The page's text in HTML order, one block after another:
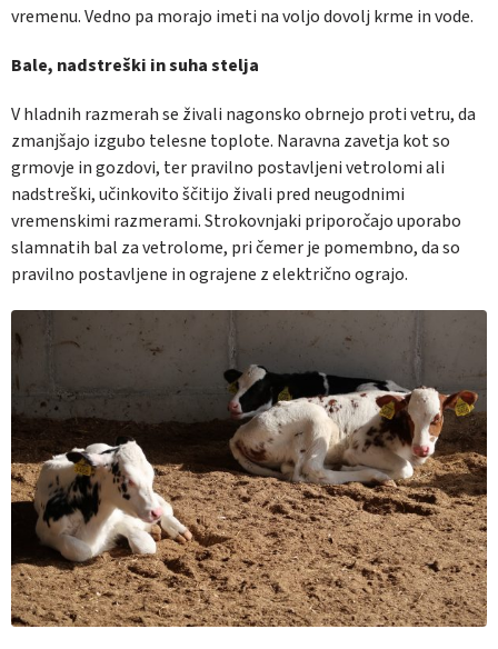
vremenu. Vedno pa morajo imeti na voljo dovolj krme in vode.
Bale, nadstreški in suha stelja
V hladnih razmerah se živali nagonsko obrnejo proti vetru, da
zmanjšajo izgubo telesne toplote. Naravna zavetja kot so
grmovje in gozdovi, ter pravilno postavljeni vetrolomi ali
nadstreški, učinkovito ščitijo živali pred neugodnimi
vremenskimi razmerami. Strokovnjaki priporočajo uporabo
slamnatih bal za vetrolome, pri čemer je pomembno, da so
pravilno postavljene in ograjene z električno ograjo.